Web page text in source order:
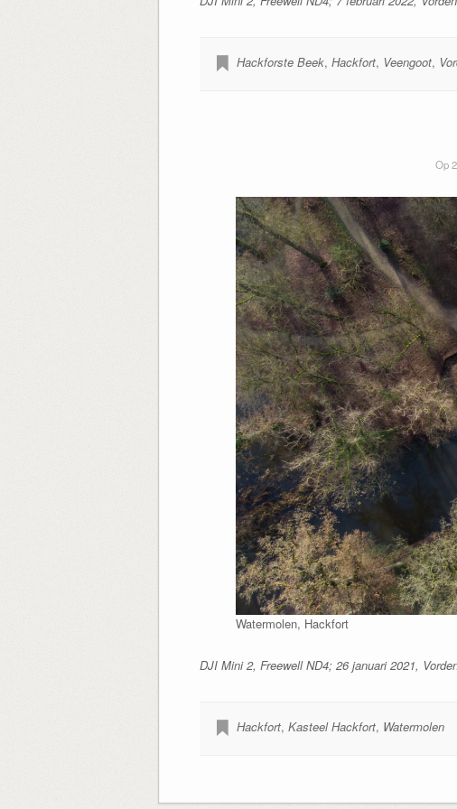
Hackforste Beek, Hackfort, Veengoot,
Op
Watermolen, Hackfort
DJI Mini 2, Freewell ND4; 26 januari 2021,
Hackfort, Kasteel Hackfort, Watermolen